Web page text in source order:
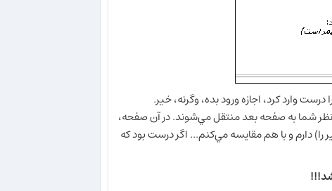
وارد كرد، اجازه ورود بده، وگرنه، خير.
نظر شما به صفحه بعد منتقل مي‌شوند. در آن صفحه،
دارم و با هم مقايسه مي‌كنم... اگر درست بود كه